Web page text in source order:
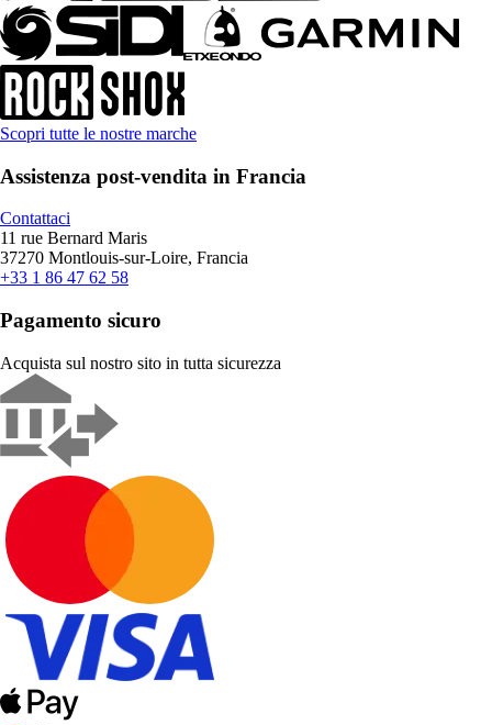
Scopri tutte le nostre marche
Assistenza post-vendita in Francia
Contattaci
11 rue Bernard Maris
37270 Montlouis-sur-Loire, Francia
+33 1 86 47 62 58
Pagamento sicuro
Acquista sul nostro sito in tutta sicurezza